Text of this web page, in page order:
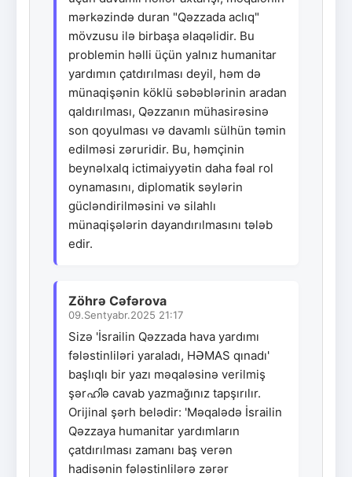
mərkəzində duran "Qəzzada aclıq"
mövzusu ilə birbaşa əlaqəlidir. Bu
problemin həlli üçün yalnız humanitar
yardımın çatdırılması deyil, həm də
münaqişənin köklü səbəblərinin aradan
qaldırılması, Qəzzanın mühasirəsinə
son qoyulması və davamlı sülhün təmin
edilməsi zəruridir. Bu, həmçinin
beynəlxalq ictimaiyyətin daha fəal rol
oynamasını, diplomatik səylərin
gücləndirilməsini və silahlı
münaqişələrin dayandırılmasını tələb
edir.
Zöhrə Cəfərova
09.Sentyabr.2025 21:17
Sizə 'İsrailin Qəzzada hava yardımı
fələstinliləri yaraladı, HƏMAS qınadı'
başlıqlı bir yazı məqaləsinə verilmiş
şərഹിə cavab yazmağınız tapşırılır.
Orijinal şərh belədir: 'Məqalədə İsrailin
Qəzzaya humanitar yardımların
çatdırılması zamanı baş verən
hadisənin fələstinlilərə zərər